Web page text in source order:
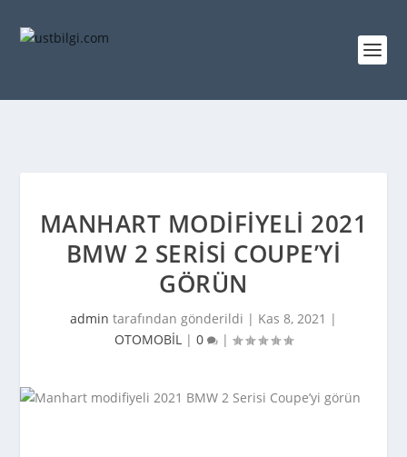
MANHART MODIFIYELI 2021
BMW 2 SERISI COUPE’YI
GÖRÜN
admin tarafından gönderildi | Kas 8, 2021 |
OTOMOBİL | 0 |